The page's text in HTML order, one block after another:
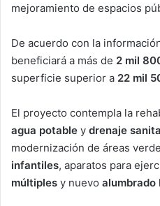
mejoramiento de espacios
De acuerdo con la
beneficiará a más de 2 mil
superficie superior a 22 mil
El proyecto contempla la
agua potable y drenaje
modernización de áreas
infantiles, aparatos para
múltiples y nuevo alumbrado